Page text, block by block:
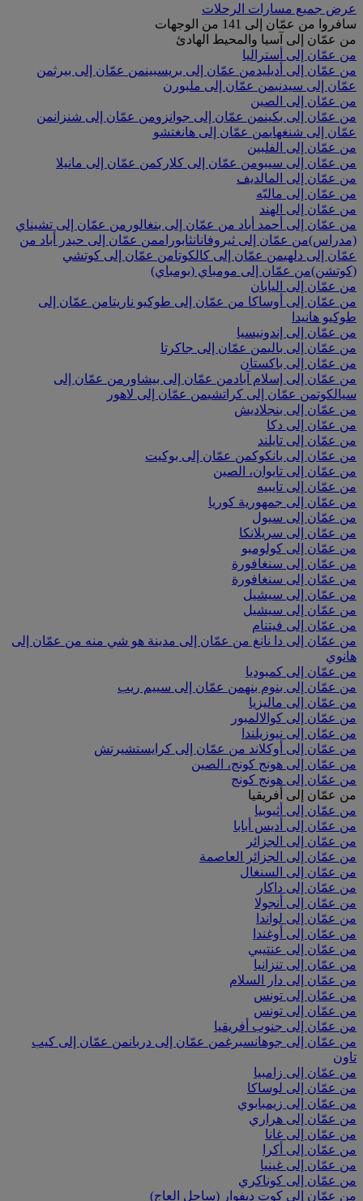
عرض جميع مسارات الرحلات
سافروا من عمّان إلى 141 من الوجهات
من عمّان إلى آسيا والمحيط الهادئ
من عمّان إلى أستراليا
من عمّان إلى أديليدمن عمّان إلى بريسبينمن عمّان إلى بيرثمن
عمّان إلى سيدنيمن عمّان إلى ملبورن
من عمّان إلى الصين
من عمّان إلى بكينمن عمّان إلى جوانزومن عمّان إلى شنزانمن
عمّان إلى شنغهايمن عمّان إلى هانغتشو
من عمّان إلى الفلبين
من عمّان إلى سيبومن عمّان إلى كلاركمن عمّان إلى مانيلا
من عمّان إلى المالديف
من عمّان إلى ماليّه
من عمّان إلى الهند
من عمّان إلى أحمد أباد من عمّان إلى بنغالور من عمّان إلى تشيناي
(مدراس)من عمّان إلى ثيروفانانثابوراممن عمّان إلى حيدر أباد من
عمّان إلى دلهيمن عمّان إلى كالكوتامن عمّان إلى كوتشي
(كوتشن)من عمّان إلى مومباي (بومباي)
من عمّان إلى اليابان
من عمّان إلى أوساكا من عمّان إلى طوكيو ناريتامن عمّان إلى
طوكيو هانيدا
من عمّان إلى إندونيسيا
من عمّان إلى باليمن عمّان إلى جاكرتا
من عمّان إلى باكستان
من عمّان إلى إسلام آبادمن عمّان إلى بيشاور من عمّان إلى
سيالكوتمن عمّان إلى كراتشيمن عمّان إلى لاهور
من عمّان إلى بنجلاديش
من عمّان إلى دكا
من عمّان إلى تايلند
من عمّان إلى بانكوكمن عمّان إلى بوكيت
من عمّان إلى تايوان، الصين
من عمّان إلى تايبيه
من عمّان إلى جمهورية كوريا
من عمّان إلى سيول
من عمّان إلى سريلانكا
من عمّان إلى كولومبو
من عمّان إلى سنغافورة
من عمّان إلى سنغافورة
من عمّان إلى سيشيل
من عمّان إلى سيشيل
من عمّان إلى فيتنام
من عمّان إلى دا نانغ من عمّان إلى مدينة هو شي منه من عمّان إلى
هانوي
من عمّان إلى كمبوديا
من عمّان إلى بنوم بنهمن عمّان إلى سييم ريب
من عمّان إلى ماليزيا
من عمّان إلى كوالالمبور
من عمّان إلى نيوزيلندا
من عمّان إلى أوكلاند من عمّان إلى كرايستشيرتش
من عمّان إلى هونج كونج، الصين
من عمّان إلى هونج كونج
من عمّان إلى أفريقيا
من عمّان إلى أثيوبيا
من عمّان إلى أديس أبابا
من عمّان إلى الجزائر
من عمّان إلى الجزائر العاصمة
من عمّان إلى السنغال
من عمّان إلى داكار
من عمّان إلى أنجولا
من عمّان إلى لواندا
من عمّان إلى أوغندا
من عمّان إلى عنتيبي
من عمّان إلى تنزانيا
من عمّان إلى دار السلام
من عمّان إلى تونس
من عمّان إلى تونس
من عمّان إلى جنوب أفريقيا
من عمّان إلى جوهانسبرغمن عمّان إلى دربانمن عمّان إلى كيب
تاون
من عمّان إلى زامبيا
من عمّان إلى لوساكا
من عمّان إلى زيمبابوي
من عمّان إلى هراري
من عمّان إلى غانا
من عمّان إلى أكرا
من عمّان إلى غينيا
من عمّان إلى كوناكري
من عمّان إلى كوت ديفوار (ساحل العاج)